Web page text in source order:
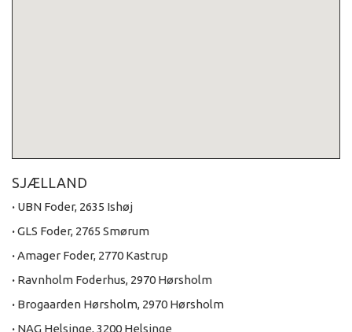
SJÆLLAND
· UBN Foder, 2635 Ishøj
·GLS Foder, 2765 Smørum
·Amager Foder, 2770 Kastrup
· Ravnholm Foderhus, 2970 Hørsholm
· Brogaarden Hørsholm, 2970 Hørsholm
· NAG Helsinge, 3200 Helsinge